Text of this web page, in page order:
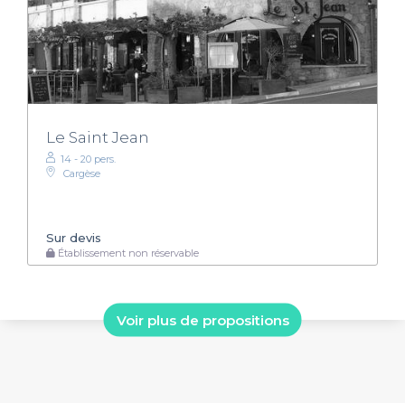
Le Saint Jean
14 - 20 pers.
Cargèse
Sur devis
Établissement non réservable
Voir plus de propositions